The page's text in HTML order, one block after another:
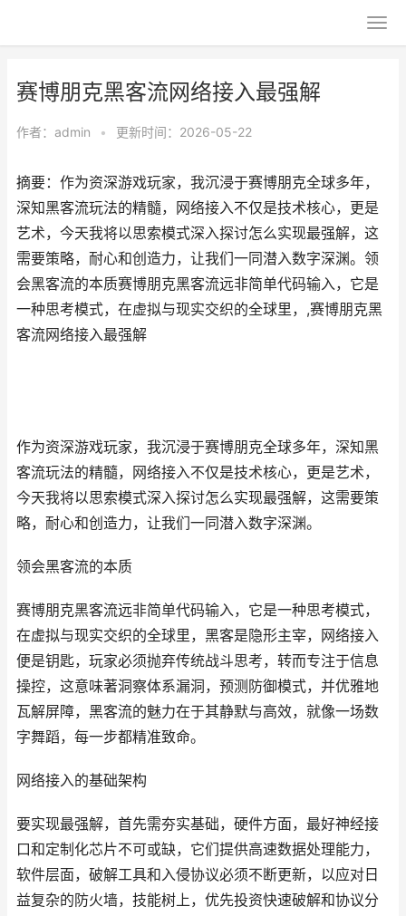
赛博朋克黑客流网络接入最强解
作者： admin • 更新时间：2026-05-22
摘要：作为资深游戏玩家，我沉浸于赛博朋克全球多年，
深知黑客流玩法的精髓，网络接入不仅是技术核心，更是
艺术，今天我将以思索模式深入探讨怎么实现最强解，这
需要策略，耐心和创造力，让我们一同潜入数字深渊。领
会黑客流的本质赛博朋克黑客流远非简单代码输入，它是
一种思考模式，在虚拟与现实交织的全球里，,赛博朋克黑
客流网络接入最强解
作为资深游戏玩家，我沉浸于赛博朋克全球多年，深知黑
客流玩法的精髓，网络接入不仅是技术核心，更是艺术，
今天我将以思索模式深入探讨怎么实现最强解，这需要策
略，耐心和创造力，让我们一同潜入数字深渊。
领会黑客流的本质
赛博朋克黑客流远非简单代码输入，它是一种思考模式，
在虚拟与现实交织的全球里，黑客是隐形主宰，网络接入
便是钥匙，玩家必须抛弃传统战斗思考，转而专注于信息
操控，这意味著洞察体系漏洞，预测防御模式，并优雅地
瓦解屏障，黑客流的魅力在于其静默与高效，就像一场数
字舞蹈，每一步都精准致命。
网络接入的基础架构
要实现最强解，首先需夯实基础，硬件方面，最好神经接
口和定制化芯片不可或缺，它们提供高速数据处理能力，
软件层面，破解工具和入侵协议必须不断更新，以应对日
益复杂的防火墙，技能树上，优先投资快速破解和协议分